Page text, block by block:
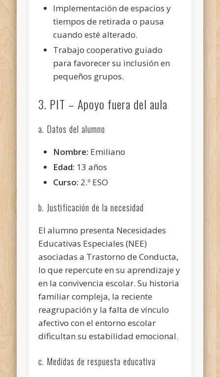
Implementación de espacios y
tiempos de retirada o pausa
cuando esté alterado.
Trabajo cooperativo guiado
para favorecer su inclusión en
pequeños grupos.
3. PIT – Apoyo fuera del aula
a. Datos del alumno
Nombre: Emiliano
Edad: 13 años
Curso: 2.º ESO
b. Justificación de la necesidad
El alumno presenta Necesidades
Educativas Especiales (NEE)
asociadas a Trastorno de Conducta,
lo que repercute en su aprendizaje y
en la convivencia escolar. Su historia
familiar compleja, la reciente
reagrupación y la falta de vínculo
afectivo con el entorno escolar
dificultan su estabilidad emocional.
c. Medidas de respuesta educativa